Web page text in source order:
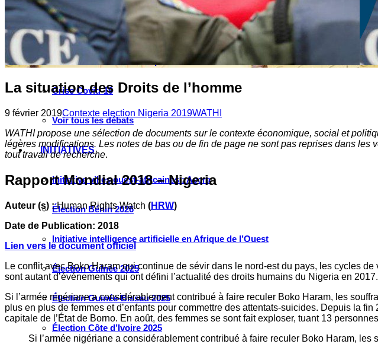
Réseaux sociaux
Les relations entre l’Afrique de l’Ouest et la Chine
Crise Covid-19
Voir tous les débats
INITIATIVES
Initiative villes ouest-africaines : Accra
Élection Bénin 2026
Initiative intelligence artificielle en Afrique de l’Ouest
Élection Guinée 2025
Élection Guinée-Bissau 2025
Élection Côte d’Ivoire 2025
La situation des Droits de l’homme
9 février 2019Contexte election Nigeria 2019WATHI
WATHI propose une sélection de documents sur le contexte économique, social et
légères modifications. Les notes de bas ou de fin de page ne sont pas reprises dans
tout travail de recherche.
Rapport Mondial 2018 – Nigeria
Auteur (s) :Human Rights Watch (HRW)
Date de Publication: 2018
Lien vers le document officiel
Le conflit avec Boko Haram qui continue de sévir dans le nord-est du pays, les cycles
sont autant d’événements qui ont défini l’actualité des droits humains du Nigeria en 2017.
Si l’armée nigériane a considérablement contribué à faire reculer Boko Haram, les
plus en plus de femmes et d’enfants pour commettre des attentats-suicides. Depuis la
capitale de l’État de Borno. En août, des femmes se sont fait exploser, tuant 13
Si l’armée nigériane a considérablement contribué à faire reculer Boko Haram,